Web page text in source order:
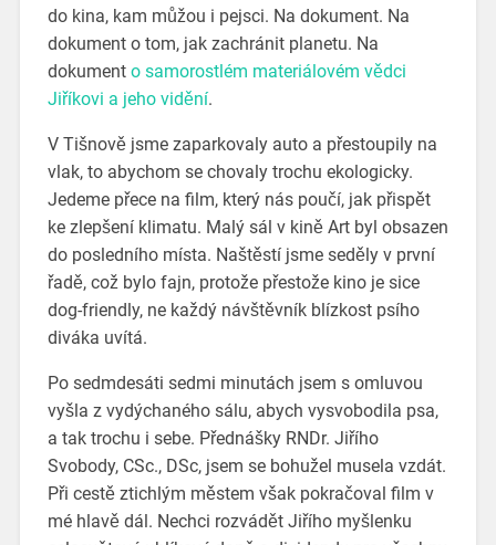
do kina, kam můžou i pejsci. Na dokument. Na
dokument o tom, jak zachránit planetu. Na
dokument o samorostlém materiálovém vědci
Jiříkovi a jeho vidění.
V Tišnově jsme zaparkovaly auto a přestoupily na
vlak, to abychom se chovaly trochu ekologicky.
Jedeme přece na film, který nás poučí, jak přispět
ke zlepšení klimatu. Malý sál v kině Art byl obsazen
do posledního místa. Naštěstí jsme seděly v první
řadě, což bylo fajn, protože přestože kino je sice
dog-friendly, ne každý návštěvník blízkost psího
diváka uvítá.
Po sedmdesáti sedmi minutách jsem s omluvou
vyšla z vydýchaného sálu, abych vysvobodila psa,
a tak trochu i sebe. Přednášky RNDr. Jiřího
Svobody, CSc., DSc, jsem se bohužel musela vzdát.
Při cestě ztichlým městem však pokračoval film v
mé hlavě dál. Nechci rozvádět Jiřího myšlenku